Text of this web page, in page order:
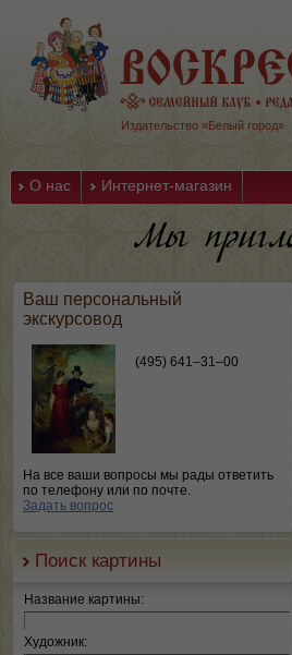
Издательство «Белый город»
О нас Интернет-магазин
Ваш персональный
экскурсовод
(495) 641–31–00
На все ваши вопросы мы рады ответить
по телефону или по почте.
Задать вопрос
Поиск картины
Название картины:
Художник: